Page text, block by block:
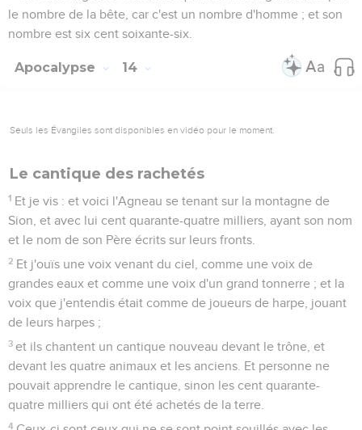
le nombre de la bête, car c'est un nombre d'homme ; et son
nombre est six cent soixante-six.
Apocalypse 14
Seuls les Évangiles sont disponibles en vidéo pour le moment.
Le cantique des rachetés
1 Et je vis : et voici l'Agneau se tenant sur la montagne de
Sion, et avec lui cent quarante-quatre milliers, ayant son nom
et le nom de son Père écrits sur leurs fronts.
2 Et j'ouïs une voix venant du ciel, comme une voix de
grandes eaux et comme une voix d'un grand tonnerre ; et la
voix que j'entendis était comme de joueurs de harpe, jouant
de leurs harpes ;
3 et ils chantent un cantique nouveau devant le trône, et
devant les quatre animaux et les anciens. Et personne ne
pouvait apprendre le cantique, sinon les cent quarante-
quatre milliers qui ont été achetés de la terre.
4